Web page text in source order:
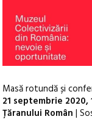
Masă rotundă și
21 septembrie
Țăranului Român |